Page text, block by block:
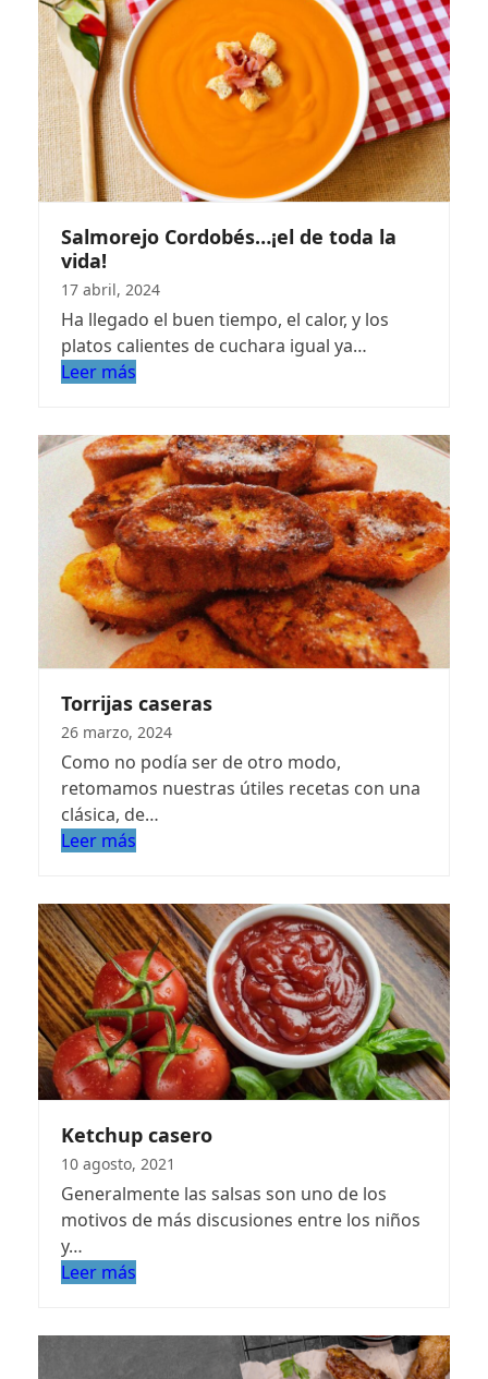
Salmorejo Cordobés…¡el de toda la
vida!
17 abril, 2024
Ha llegado el buen tiempo, el calor, y los
platos calientes de cuchara igual ya…
Leer más
Torrijas caseras
26 marzo, 2024
Como no podía ser de otro modo,
retomamos nuestras útiles recetas con una
clásica, de…
Leer más
Ketchup casero
10 agosto, 2021
Generalmente las salsas son uno de los
motivos de más discusiones entre los niños
y…
Leer más